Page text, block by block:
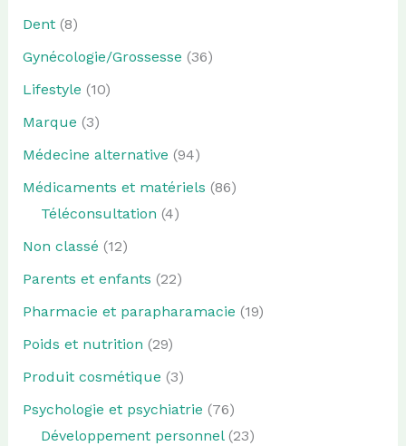
Dent(8)
Gynécologie/Grossesse (36)
Lifestyle (10)
Marque (3)
Médecine alternative (94)
Médicaments et matériels (86)
Téléconsultation (4)
Non classé (12)
Parents et enfants (22)
Pharmacie et parapharamacie (19)
Poids et nutrition (29)
Produit cosmétique (3)
Psychologie et psychiatrie (76)
Développement personnel(23)